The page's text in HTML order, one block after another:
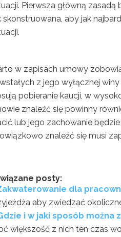
Pierwsza główną
skonstruowana, aby jak
w zapisach umowy
z jego wyłącznej
pobieranie kaucji, w
znaleźć się powinny
lub jego zachowanie
znaleźć się musi
posty:
dla
aby zwiedzać
i w jaki sposób można
większość z nich ten czas